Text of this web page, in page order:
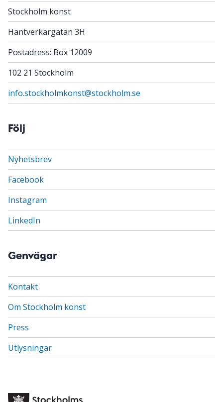
Stockholm konst
Hantverkargatan 3H
Postadress: Box 12009
102 21 Stockholm
info.stockholmkonst@stockholm.se
Följ
Nyhetsbrev
Facebook
Instagram
LinkedIn
Genvägar
Kontakt
Om Stockholm konst
Press
Utlysningar